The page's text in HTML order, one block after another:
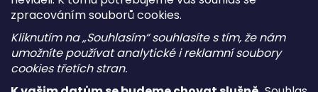
zpracováním souborů cookies.
Kliknutím na „Souhlasím“ souhlasíte s tím, že nám
umožníte používat analytické i reklamní soubory
cookies třetích stran.